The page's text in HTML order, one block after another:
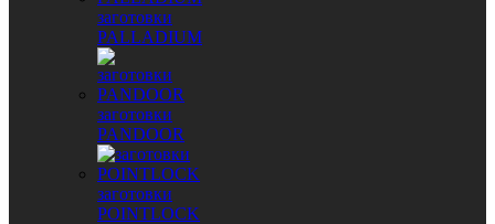
заготовки
PALLADIUM
заготовки
PANDOOR
заготовки
POINTLOCK